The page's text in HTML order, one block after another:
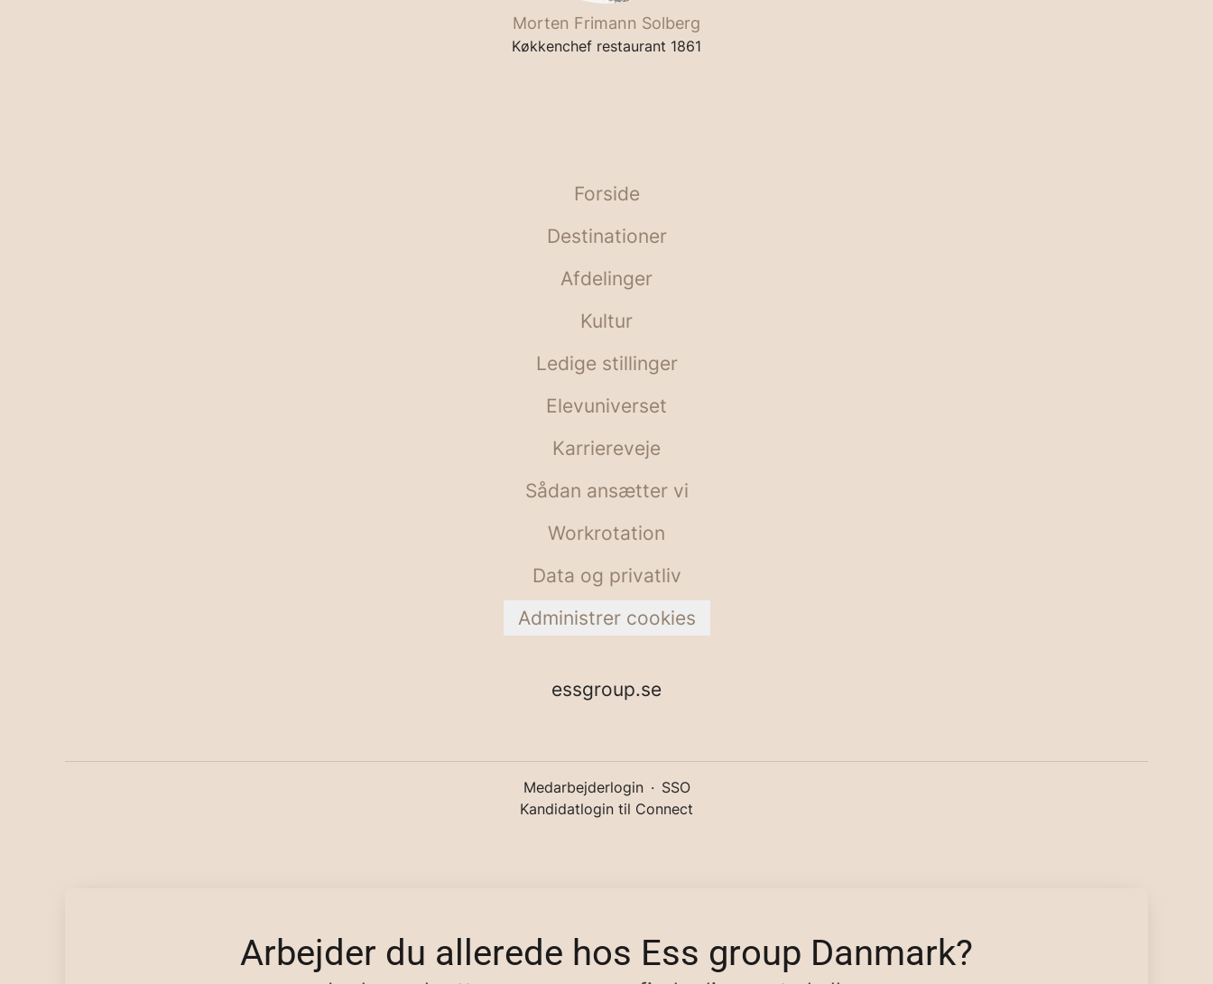
Morten Frimann Solberg
Køkkenchef restaurant 1861
Forside
Destinationer
Afdelinger
Kultur
Ledige stillinger
Elevuniverset
Karriereveje
Sådan ansætter vi
Workrotation
Data og privatliv
Administrer cookies
essgroup.se
Medarbejderlogin · SSO
Kandidatlogin til Connect
Arbejder du allerede hos Ess group Danmark?